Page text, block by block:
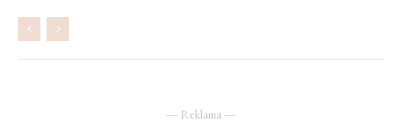
― Reklama ―